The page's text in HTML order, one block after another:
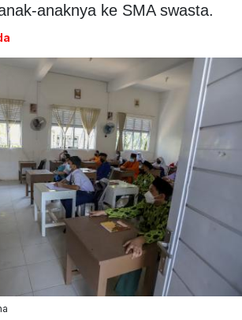
anaknya ke SMA swasta.